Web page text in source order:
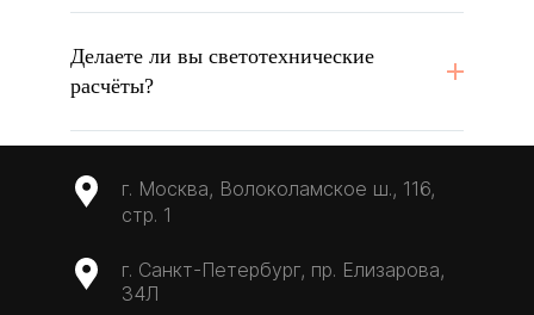
Делаете ли вы светотехнические
расчёты?
г. Москва, Волоколамское ш., 116,
стр. 1
г. Санкт-Петербург, пр. Елизарова,
34Л